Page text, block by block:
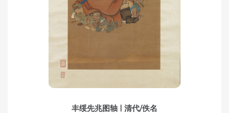
丰绥先兆图轴 | 清代/佚名